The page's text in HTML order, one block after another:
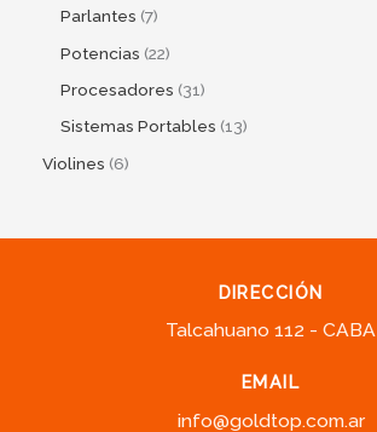
Parlantes 7
Potencias 22
Procesadores 31
Sistemas Portables 13
Violines 6
DIRECCIÓN
Talcahuano 112 - CABA
EMAIL
info@goldtop.com.ar